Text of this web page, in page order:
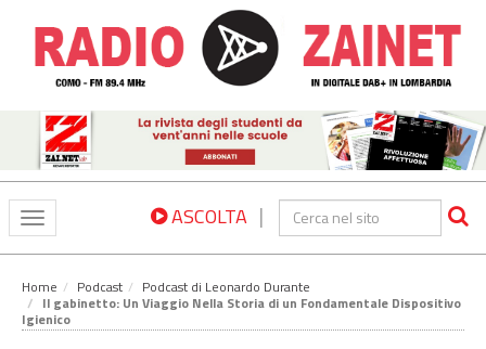
Toggle
navigation
ASCOLTA |
Home Podcast Podcast di Leonardo Durante
Il gabinetto: Un Viaggio Nella Storia di un Fondamentale Dispositivo
Igienico